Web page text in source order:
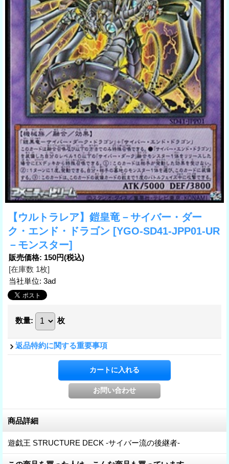
【ウルトラレア】鎧皇竜－サイバー・ダー
ク・エンド・ドラゴン [YGO-SD41-JPP01-UR
－モンスター]
販売価格: 150円(税込)
[在庫数 1枚]
当社単位: 3ad
数量: 枚
返品特約に関する重要事項
商品詳細
遊戯王 STRUCTURE DECK -サイバー流の後継者-